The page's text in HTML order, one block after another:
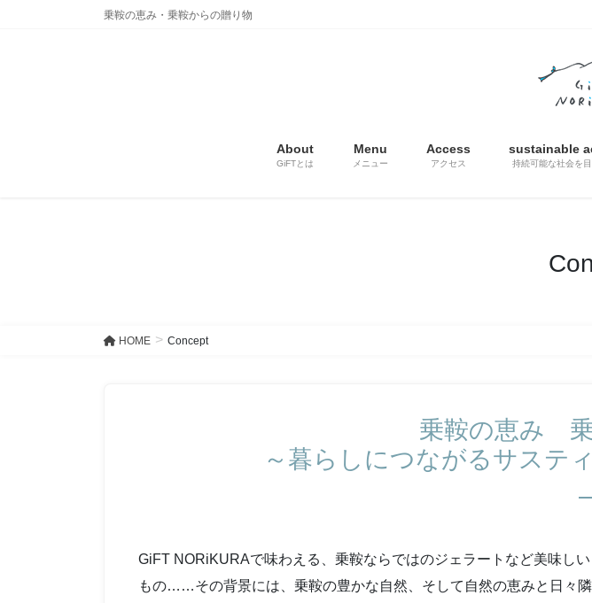
乗鞍の恵み・乗鞍からの贈り物
About
GiFTとは
Menu
メニュー
Access
アクセス
sustainable
持続可能な社会を
HOME Concept
乗鞍の恵み
～暮らしにつながるサステ
GiFT NORiKURAで味わえる、乗鞍ならではのジェラートなど美味しい
もの……その背景には、乗鞍の豊かな自然、そして自然の恵みと日々隣